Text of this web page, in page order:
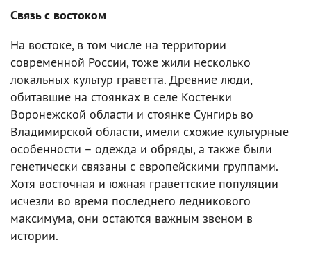
Связь с востоком
На востоке, в том числе на территории
современной России, тоже жили несколько
локальных культур граветта. Древние люди,
обитавшие на стоянках в селе Костенки
Воронежской области и стоянке Сунгирь во
Владимирской области, имели схожие культурные
особенности – одежда и обряды, а также были
генетически связаны с европейскими группами.
Хотя восточная и южная граветтские популяции
исчезли во время последнего ледникового
максимума, они остаются важным звеном в
истории.